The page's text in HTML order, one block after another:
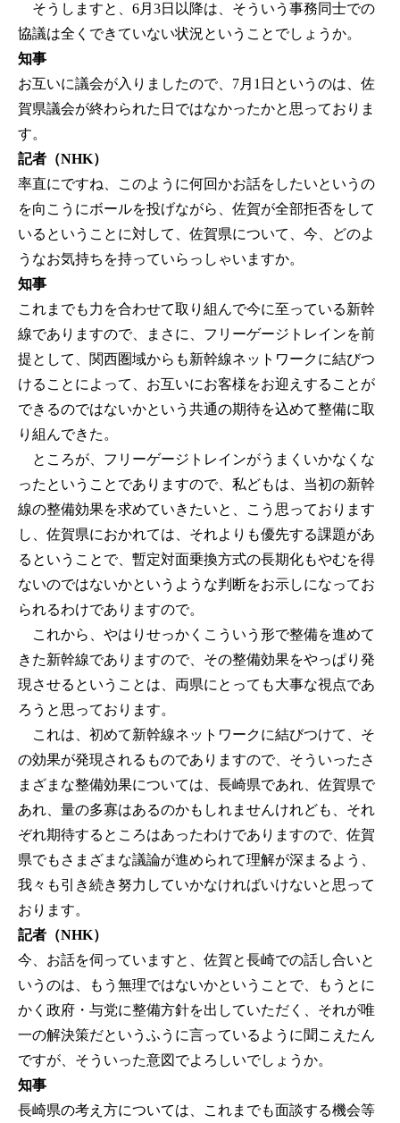
そうしますと、6月3日以降は、そういう事務同士での
協議は全くできていない状況ということでしょうか。
知事
お互いに議会が入りましたので、7月1日というのは、佐
賀県議会が終わられた日ではなかったかと思っておりま
す。
記者（NHK）
率直にですね、このように何回かお話をしたいというの
を向こうにボールを投げながら、佐賀が全部拒否をして
いるということに対して、佐賀県について、今、どのよ
うなお気持ちを持っていらっしゃいますか。
知事
これまでも力を合わせて取り組んで今に至っている新幹
線でありますので、まさに、フリーゲージトレインを前
提として、関西圏域からも新幹線ネットワークに結びつ
けることによって、お互いにお客様をお迎えすることが
できるのではないかという共通の期待を込めて整備に取
り組んできた。
ところが、フリーゲージトレインがうまくいかなくな
ったということでありますので、私どもは、当初の新幹
線の整備効果を求めていきたいと、こう思っております
し、佐賀県におかれては、それよりも優先する課題があ
るということで、暫定対面乗換方式の長期化もやむを得
ないのではないかというような判断をお示しになってお
られるわけでありますので。
これから、やはりせっかくこういう形で整備を進めて
きた新幹線でありますので、その整備効果をやっぱり発
現させるということは、両県にとっても大事な視点であ
ろうと思っております。
これは、初めて新幹線ネットワークに結びつけて、そ
の効果が発現されるものでありますので、そういったさ
まざまな整備効果については、長崎県であれ、佐賀県で
あれ、量の多寡はあるのかもしれませんけれども、それ
ぞれ期待するところはあったわけでありますので、佐賀
県でもさまざまな議論が進められて理解が深まるよう、
我々も引き続き努力していかなければいけないと思って
おります。
記者（NHK）
今、お話を伺っていますと、佐賀と長崎での話し合いと
いうのは、もう無理ではないかということで、もうとに
かく政府・与党に整備方針を出していただく、それが唯
一の解決策だというふうに言っているように聞こえたん
ですが、そういった意図でよろしいでしょうか。
知事
長崎県の考え方については、これまでも面談する機会等